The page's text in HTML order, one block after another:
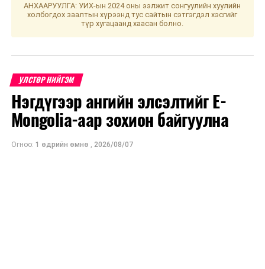
УНШСАН: 3210
ДАРААХ МЭДЭЭ
"Монголын үнэн" сонины 100 жилийн ойд зориулсан
эрдэм шинжилгээний бага хурал боллоо
ӨМНӨХ МЭДЭЭ
Улаанбаатарт өдөртөө 1 хэм дулаан
АНХААРУУЛГА: УИХ-ын 2024 оны ээлжит сонгуулийн хуулийн
холбогдох заалтын хүрээнд тус сайтын сэтгэгдэл хэсгийг
түр хугацаанд хаасан болно.
УЛСТӨР НИЙГЭМ
Нэгдүгээр ангийн элсэлтийг E-
Mongolia-аар зохион байгуулна
Огноо: 1 өдрийн өмнө 2026/08/07